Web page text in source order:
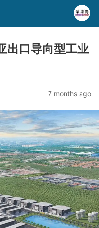
出口导向型工业
7 months ago